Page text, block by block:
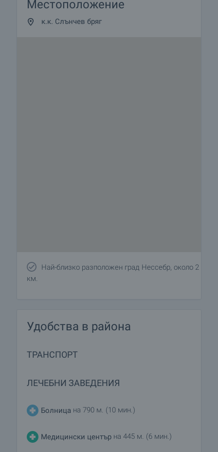
Местоположение
к.к. Слънчев бряг
Най-близко разположен град Нессебр, около 2
км.
Удобства в района
ТРАНСПОРТ
ЛЕЧЕБНИ ЗАВЕДЕНИЯ
Болница на 790 м. (10 мин.)
Медицински център на 445 м. (6 мин.)